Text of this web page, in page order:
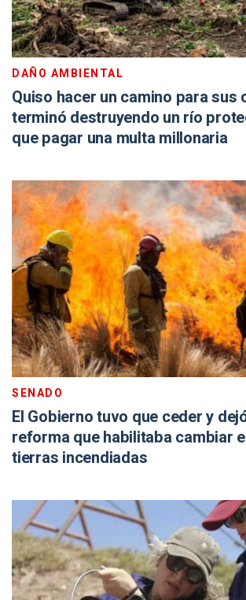
DAÑO AMBIENTAL
Quiso hacer un camino para sus
terminó destruyendo un río
que pagar una multa millonaria
SENADO
El Gobierno tuvo que ceder y
reforma que habilitaba cambiar
tierras incendiadas